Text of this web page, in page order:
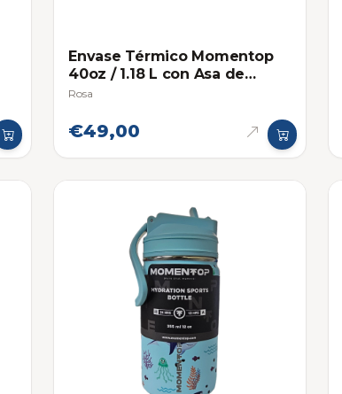
Envase Térmico Momentop
40oz / 1.18 L con Asa de
Agarre
Rosa
€49,00